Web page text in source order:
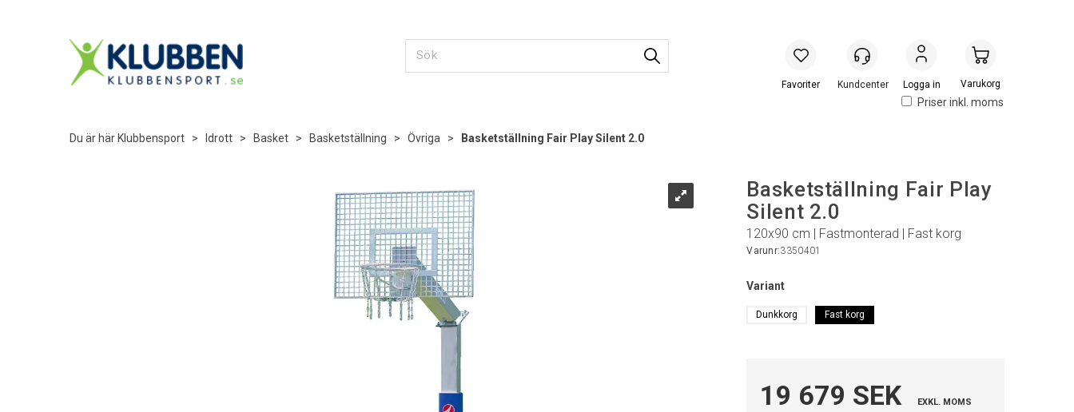
Priser inkl. moms
Logga in Handlevogn
Du är här Klubbensport > Idrott > Basket > Basketställning > Övriga > Basketställning Fair Play Silent 2.0
Basketställning Fair Play
Silent 2.0
120x90 cm | Fastmonterad | Fast korg
Varunr:3350401
Variant
Dunkkorg Fast korg
19 679 SEK EXKL. MOMS